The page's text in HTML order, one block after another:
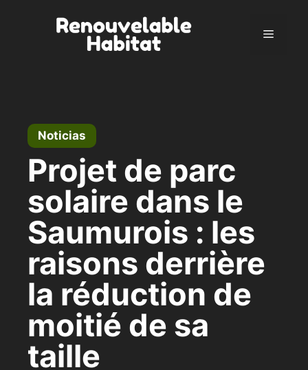
Menú
Noticias
Projet de parc
solaire dans le
Saumurois : les
raisons derrière
la réduction de
moitié de sa
taille